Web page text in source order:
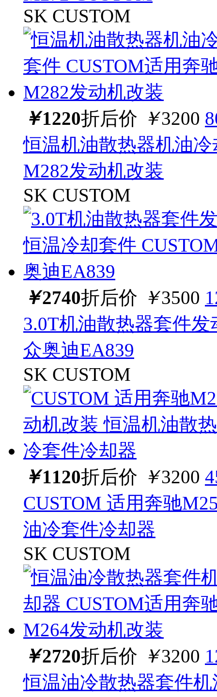
SK CUSTOM
￥1220折后价 ￥3200
恒温机油散热器机油
M282发动机改装
SK CUSTOM
￥2740折后价 ￥3500
3.0T机油散热器套件
众奥迪EA839
SK CUSTOM
￥1120折后价 ￥3200
CUSTOM 适用奔驰
油冷套件冷却器
SK CUSTOM
￥2720折后价 ￥3200
恒温油冷散热器套件